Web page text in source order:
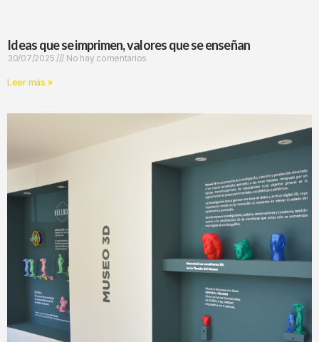
Ideas que se imprimen, valores que se enseñan
30/07/2025 No hay comentarios
Leer más »